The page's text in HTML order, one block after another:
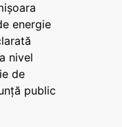
energie
nivel
de
public